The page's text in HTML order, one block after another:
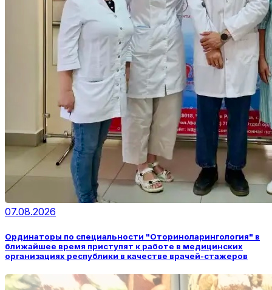
07.08.2026
Ординаторы по специальности "Оториноларингология" в
ближайшее время приступят к работе в медицинских
организациях республики в качестве врачей-стажеров